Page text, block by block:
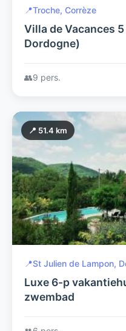
📍Troche, Corrèze
Villa de Vacances 5
Dordogne)
👥9 pers.
📍 51.4 km
📍St Julien de Lampon,
Luxe 6-p
zwembad